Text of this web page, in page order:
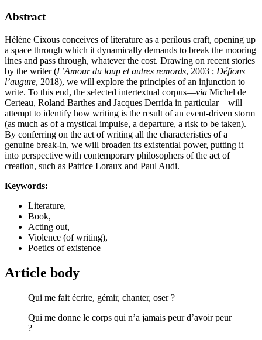
Abstract
Hélène Cixous conceives of literature as a perilous craft, opening up
a space through which it dynamically demands to break the mooring
lines and pass through, whatever the cost. Drawing on recent stories
by the writer (L’Amour du loup et autres remords, 2003 ; Défions
l’augure, 2018), we will explore the principles of an injunction to
write. To this end, the selected intertextual corpus—via Michel de
Certeau, Roland Barthes and Jacques Derrida in particular—will
attempt to identify how writing is the result of an event-driven storm
(as much as of a mystical impulse, a departure, a risk to be taken).
By conferring on the act of writing all the characteristics of a
genuine break-in, we will broaden its existential power, putting it
into perspective with contemporary philosophers of the act of
creation, such as Patrice Loraux and Paul Audi.
Keywords:
Literature,
Book,
Acting out,
Violence (of writing),
Poetics of existence
Article body
Qui me fait écrire, gémir, chanter, oser ?
Qui me donne le corps qui n’a jamais peur d’avoir peur
?